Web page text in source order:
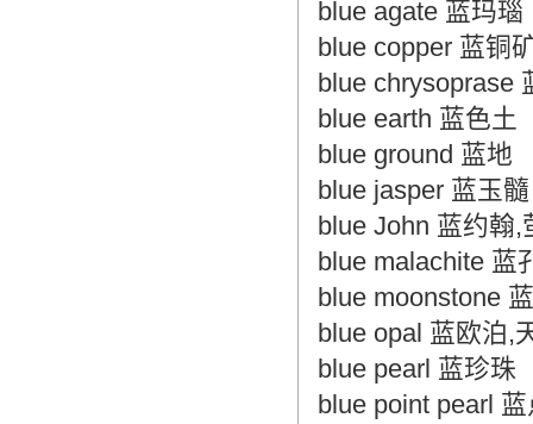
blue agate 蓝玛瑙
blue copper 蓝铜
blue chrysoprase
blue earth 蓝色土
blue ground 蓝地
blue jasper 蓝玉髓
blue John 蓝约翰,
blue malachite 蓝
blue moonstone
blue opal 蓝欧泊,
blue pearl 蓝珍珠
blue point pearl